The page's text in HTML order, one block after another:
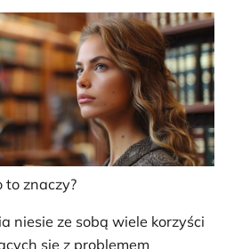
to znaczy?
niesie ze sobą wiele korzyści
się z problemem